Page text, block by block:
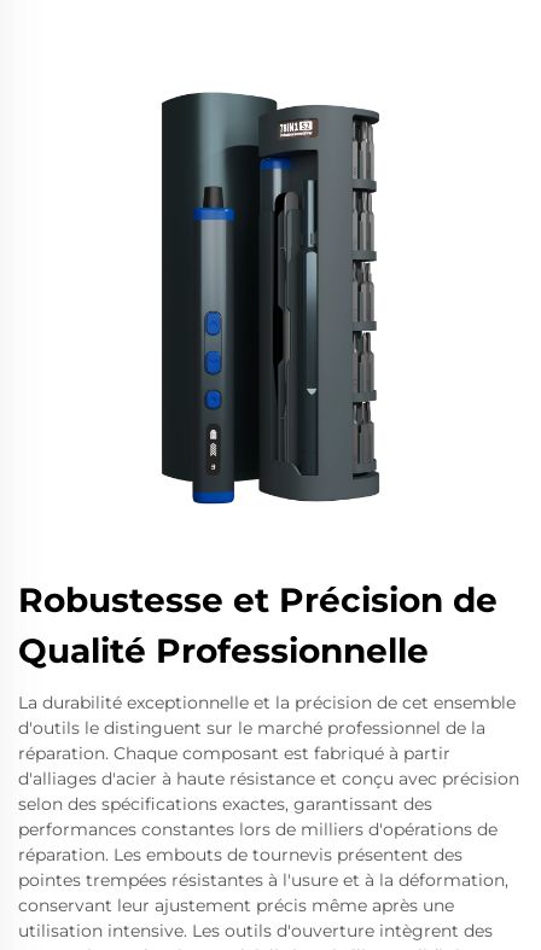
Robustesse et Précision de
Qualité Professionnelle
La durabilité exceptionnelle et la précision de cet ensemble
d'outils le distinguent sur le marché professionnel de la
réparation. Chaque composant est fabriqué à partir
d'alliages d'acier à haute résistance et conçu avec précision
selon des spécifications exactes, garantissant des
performances constantes lors de milliers d'opérations de
réparation. Les embouts de tournevis présentent des
pointes trempées résistantes à l'usure et à la déformation,
conservant leur ajustement précis même après une
utilisation intensive. Les outils d'ouverture intègrent des